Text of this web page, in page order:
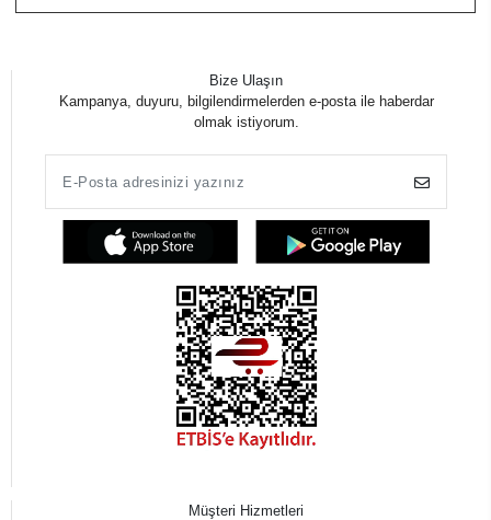
Bize Ulaşın
Kampanya, duyuru, bilgilendirmelerden e-posta ile haberdar
olmak istiyorum.
Müşteri Hizmetleri